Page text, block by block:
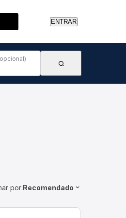
ENTRAR
por:Recomendado